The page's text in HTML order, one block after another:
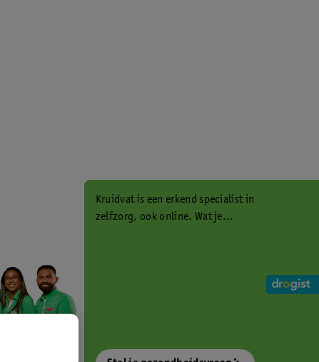
Kruidvat is een erkend specialist in
zelfzorg, ook online. Wat je